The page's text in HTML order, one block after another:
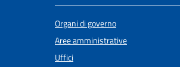
Organi di governo
Aree amministrative
Uffici